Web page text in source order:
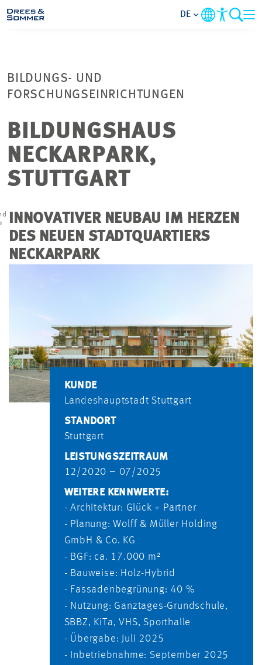
SERVICES
UNTERNEHMEN
IM FOKUS
PROJEKTE
DE
BILDUNGS- UND
FORSCHUNGSEINRICHTUNGEN
BILDUNGSHAUS
NECKARPARK,
STUTTGART
INNOVATIVER NEUBAU IM HERZEN
DES NEUEN STADTQUARTIERS
NECKARPARK
KUNDE
Landeshauptstadt Stuttgart
STANDORT
Stuttgart
LEISTUNGSZEITRAUM
12/2020 – 07/2025
WEITERE KENNWERTE:
- Architektur: Glück + Partner
- Planung: Wolff & Müller Holding
GmbH & Co. KG
- BGF: ca. 17.000 m²
- Bauweise: Holz-Hybrid
- Fassadenbegrünung: 40 %
- Nutzung: Ganztages-Grundschule,
SBBZ, KiTa, VHS, Sporthalle
- Übergabe: Juli 2025
- Inbetriebnahme: September 2025